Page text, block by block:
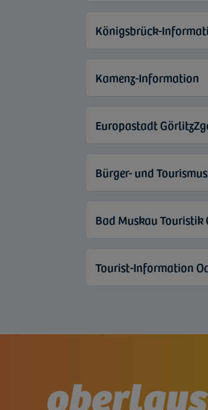
Königsbrück-
Kamenz-Information
Europastadt
Bürger- und
Bad Muskau Touristik
Tourist-Information